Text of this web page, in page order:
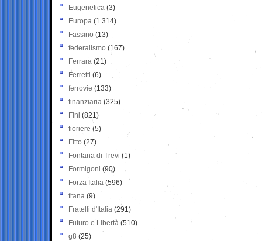
Eugenetica (3)
Europa (1.314)
Fassino (13)
federalismo (167)
Ferrara (21)
Ferretti (6)
ferrovie (133)
finanziaria (325)
Fini (821)
fioriere (5)
Fitto (27)
Fontana di Trevi (1)
Formigoni (90)
Forza Italia (596)
frana (9)
Fratelli d'Italia (291)
Futuro e Libertà (510)
g8 (25)